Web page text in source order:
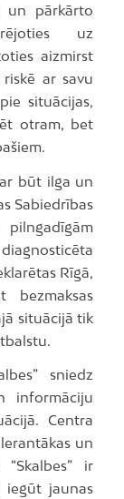
un pārkārto
uz
aizmirst
ar savu
situācijas,
otram, bet
būt ilga un
Sabiedrības
Rīgā,
bezmaksas
situācijā tik
sniedz
informāciju
Centra
un
“Skalbes” ir
iegūt jaunas